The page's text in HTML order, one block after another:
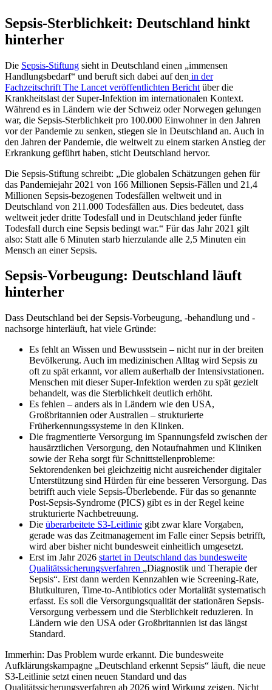
Sepsis-Sterblichkeit: Deutschland hinkt
hinterher
Die Sepsis-Stiftung sieht in Deutschland einen „immensen
Handlungsbedarf“ und beruft sich dabei auf den in der
Fachzeitschrift The Lancet veröffentlichten Bericht über die
Krankheitslast der Super-Infektion im internationalen Kontext.
Während es in Ländern wie der Schweiz oder Norwegen gelungen
war, die Sepsis-Sterblichkeit pro 100.000 Einwohner in den Jahren
vor der Pandemie zu senken, stiegen sie in Deutschland an. Auch in
den Jahren der Pandemie, die weltweit zu einem starken Anstieg der
Erkrankung geführt haben, sticht Deutschland hervor.
Die Sepsis-Stiftung schreibt: „Die globalen Schätzungen gehen für
das Pandemiejahr 2021 von 166 Millionen Sepsis-Fällen und 21,4
Millionen Sepsis-bezogenen Todesfällen weltweit und in
Deutschland von 211.000 Todesfällen aus. Dies bedeutet, dass
weltweit jeder dritte Todesfall und in Deutschland jeder fünfte
Todesfall durch eine Sepsis bedingt war.“ Für das Jahr 2021 gilt
also: Statt alle 6 Minuten starb hierzulande alle 2,5 Minuten ein
Mensch an einer Sepsis.
Sepsis-Vorbeugung: Deutschland läuft
hinterher
Dass Deutschland bei der Sepsis-Vorbeugung, -behandlung und -
nachsorge hinterläuft, hat viele Gründe:
Es fehlt an Wissen und Bewusstsein – nicht nur in der breiten
Bevölkerung. Auch im medizinischen Alltag wird Sepsis zu
oft zu spät erkannt, vor allem außerhalb der Intensivstationen.
Menschen mit dieser Super-Infektion werden zu spät gezielt
behandelt, was die Sterblichkeit deutlich erhöht.
Es fehlen – anders als in Ländern wie den USA,
Großbritannien oder Australien – strukturierte
Früherkennungssysteme in den Klinken.
Die fragmentierte Versorgung im Spannungsfeld zwischen der
hausärztlichen Versorgung, den Notaufnahmen und Kliniken
sowie der Reha sorgt für Schnittstellenprobleme:
Sektorendenken bei gleichzeitig nicht ausreichender digitaler
Unterstützung sind Hürden für eine besseren Versorgung. Das
betrifft auch viele Sepsis-Überlebende. Für das so genannte
Post-Sepsis-Syndrome (PICS) gibt es in der Regel keine
strukturierte Nachbetreuung.
Die überarbeitete S3-Leitlinie gibt zwar klare Vorgaben,
gerade was das Zeitmanagement im Falle einer Sepsis betrifft,
wird aber bisher nicht bundesweit einheitlich umgesetzt.
Erst im Jahr 2026 startet in Deutschland das bundesweite
Qualitätssicherungsverfahren „Diagnostik und Therapie der
Sepsis“. Erst dann werden Kennzahlen wie Screening-Rate,
Blutkulturen, Time-to-Antibiotics oder Mortalität systematisch
erfasst. Es soll die Versorgungsqualität der stationären Sepsis-
Versorgung verbessern und die Sterblichkeit reduzieren. In
Ländern wie den USA oder Großbritannien ist das längst
Standard.
Immerhin: Das Problem wurde erkannt. Die bundesweite
Aufklärungskampagne „Deutschland erkennt Sepsis“ läuft, die neue
S3-Leitlinie setzt einen neuen Standard und das
Qualitätssicherungsverfahren ab 2026 wird Wirkung zeigen. Nicht